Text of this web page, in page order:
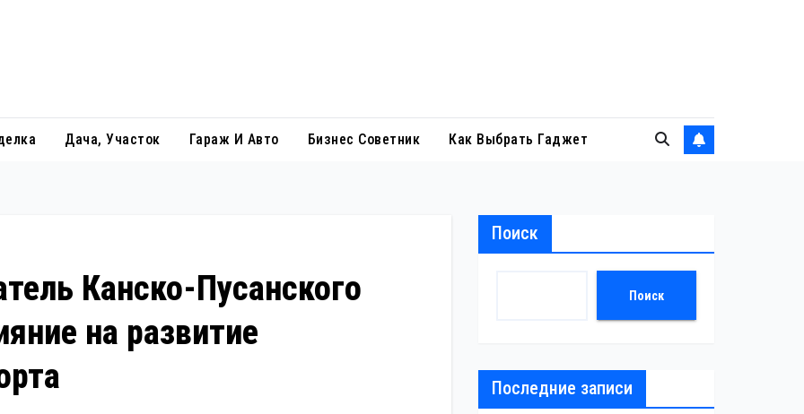
Дача, Участок Гараж И Авто Бизнес Советник Как Выбрать Гаджет
Канско-Пусанского
на развитие
Поиск
Поиск
Последние записи